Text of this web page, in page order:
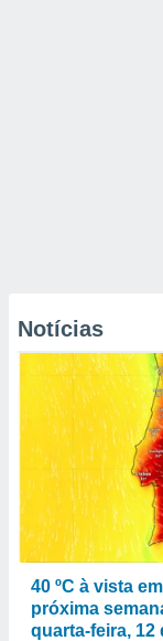
Notícias
40 ºC à vista
próxima
quarta-feira, 12